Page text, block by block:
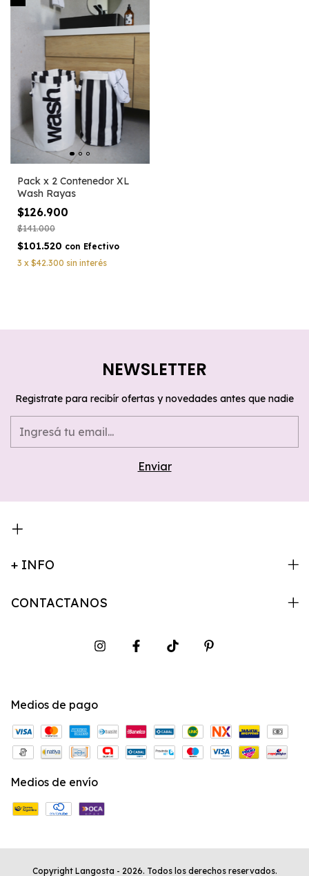
Pack x 2 Contenedor XL
Wash Rayas
$126.900
$141.000
$101.520 con Efectivo
3 x $42.300 sin interés
NEWSLETTER
Registrate para recibír ofertas y novedades antes que nadie
+ INFO
CONTACTANOS
Medios de pago
Medios de envío
Copyright Langosta - 2026. Todos los derechos reservados.